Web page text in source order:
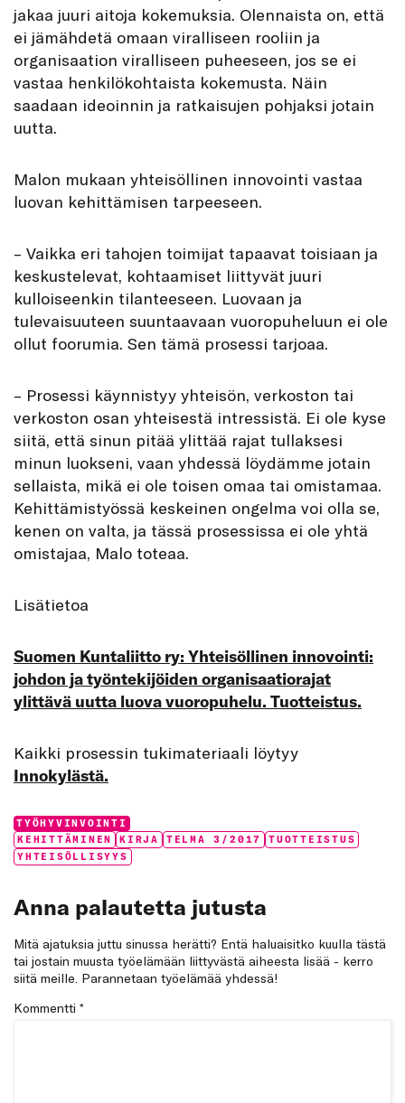
jakaa juuri aitoja kokemuksia. Olennaista on, että
ei jämähdetä omaan viralliseen rooliin ja
organisaation viralliseen puheeseen, jos se ei
vastaa henkilökohtaista kokemusta. Näin
saadaan ideoinnin ja ratkaisujen pohjaksi jotain
uutta.
Malon mukaan yhteisöllinen innovointi vastaa
luovan kehittämisen tarpeeseen.
– Vaikka eri tahojen toimijat tapaavat toisiaan ja
keskustelevat, kohtaamiset liittyvät juuri
kulloiseenkin tilanteeseen. Luovaan ja
tulevaisuuteen suuntaavaan vuoropuheluun ei ole
ollut foorumia. Sen tämä prosessi tarjoaa.
– Prosessi käynnistyy yhteisön, verkoston tai
verkoston osan yhteisestä intressistä. Ei ole kyse
siitä, että sinun pitää ylittää rajat tullaksesi
minun luokseni, vaan yhdessä löydämme jotain
sellaista, mikä ei ole toisen omaa tai omistamaa.
Kehittämistyössä keskeinen ongelma voi olla se,
kenen on valta, ja tässä prosessissa ei ole yhtä
omistajaa, Malo toteaa.
Lisätietoa
Suomen Kuntaliitto ry: Yhteisöllinen innovointi:
johdon ja työntekijöiden organisaatiorajat
ylittävä uutta luova vuoropuhelu. Tuotteistus.
Kaikki prosessin tukimateriaali löytyy
Innokylästä.
Categories:
TYÖHYVINVOINTI
Tags:
KEHITTÄMINEN KIRJA TELMA 3/2017
TUOTTEISTUS
YHTEISÖLLISYYS
Anna palautetta jutusta
Mitä ajatuksia juttu sinussa herätti? Entä haluaisitko kuulla tästä
tai jostain muusta työelämään liittyvästä aiheesta lisää - kerro
siitä meille. Parannetaan työelämää yhdessä!
Kommentti *